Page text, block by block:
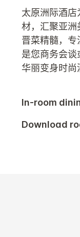
太原洲际酒店
材，汇聚亚洲
晋菜精髓，专
是您商务会
华丽变身时尚
In-room
Download